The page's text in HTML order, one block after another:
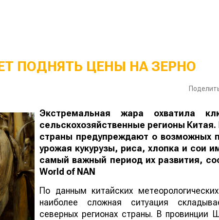
ПОДНЯТЬ ЦЕНЫ НА ЗЕРНО
Экстремальная жара охватила
сельскохозяйственные регионы Китая.
страны предупреждают о возможных
урожая кукурузы, риса, хлопка и сои
самый важный период их развития,
World of NAN
По данным китайских
наиболее сложная ситуация
северных регионах страны. В провинции